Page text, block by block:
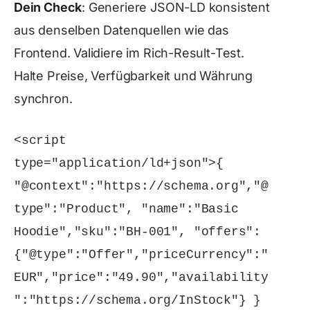
Dein Check: Generiere JSON-LD konsistent
aus denselben Datenquellen wie das
Frontend. Validiere im Rich-Result-Test.
Halte Preise, Verfügbarkeit und Währung
synchron.
<script
type="application/ld+json">{
"@context":"https://schema.org","@
type":"Product", "name":"Basic
Hoodie","sku":"BH-001", "offers":
{"@type":"Offer","priceCurrency":"
EUR","price":"49.90","availability
":"https://schema.org/InStock"} }